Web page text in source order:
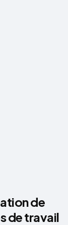
de
de travail